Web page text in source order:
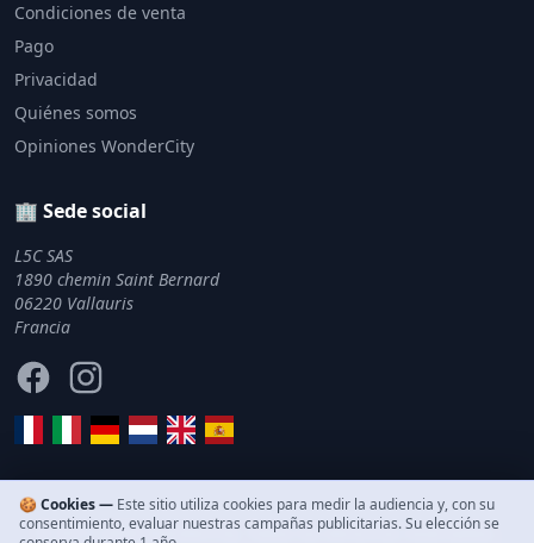
Condiciones de venta
Pago
Privacidad
Quiénes somos
Opiniones WonderCity
🏢 Sede social
L5C SAS
1890 chemin Saint Bernard
06220 Vallauris
Francia
FacebookInstagram
© 2011–2026 WonderCity. Todos los derechos reservados.
🍪 Cookies — Este sitio utiliza cookies para medir la audiencia y, con su
consentimiento, evaluar nuestras campañas publicitarias. Su elección se